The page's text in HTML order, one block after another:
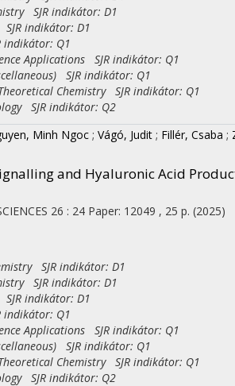
SJR indikátor: D1
indikátor: D1
indikátor: Q1
Applications SJR indikátor: Q1
SJR indikátor: Q1
Chemistry SJR indikátor: Q1
SJR indikátor: Q2
Minh Ngoc ; Vágó, Judit ; Fillér, Csaba ;
and Hyaluronic Acid
26 : 24 Paper: 12049 , 25 p. (2025)
SJR indikátor: D1
SJR indikátor: D1
indikátor: D1
indikátor: Q1
Applications SJR indikátor: Q1
SJR indikátor: Q1
Chemistry SJR indikátor: Q1
SJR indikátor: Q2